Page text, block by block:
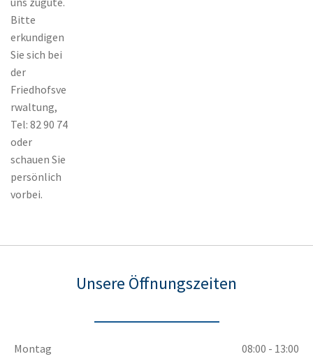
Bitte
erkundigen
Sie sich bei
der
Friedhofsve
rwaltung,
Tel: 82 90 74
oder
schauen Sie
persönlich
vorbei.
Unsere Öffnungszeiten
Montag
08:00 - 13:00